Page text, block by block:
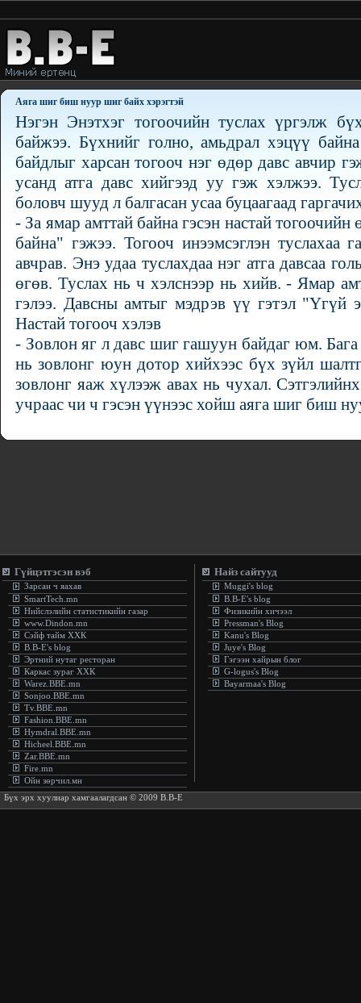
Аяга шиг биш нуур шиг байх хэрэгтэй
Нэгэн Энэтхэг тогоочийн туслах үргэлж
байжээ. Бүхнийг голно, амьдрал хэцүү
байдлыг харсан тогооч нэг өдөр давс авчир
усанд атга давс хийгээд уу гэж хэлжээ.
боловч шууд л балгасан усаа буцаагаад
- За ямар амттай байна гэсэн настай
байна" гэжээ. Тогооч инээмсэглэн туслахаа
авчрав. Энэ удаа туслахдаа нэг атга давсаа
өгөв. Туслах нь ч хэлснээр нь хийв. - Ямар
гэлээ. Давсны амтыг мэдрэв үү гэтэл "Үгүй
Настай тогооч хэлэв
- Зовлон яг л давс шиг гашуун байдаг юм.
нь зовлонг юун дотор хийхээс бүх зүйл
зовлонг яаж хүлээж авах нь чухал.
учраас чи ч гэсэн үүнээс хойш аяга шиг биш
Гүйцэтгэсэн вэб
Зарсан ч яахав
SmartTech.mn
Нийслэлийн статистикийн газар
www.Dindon.mn
Сэйф тайм ХХК
B.B-E's blog
Эртний нутаг ресторан
Каркас зураг ХХК
Warez.BBE.mn
Sonjoo.BBE.mn
Tv.BBE.mn
Fashion.BBE.mn
Hymdral.BBE.mn
Hicheel.BBE.mn
Zar.BBE.mn
Fire.mn
Ойн зөрчил.мн
Найз сайтууд
Muggi's blog
B.B-E's blog
Физикийн хичээл
Pressman's Blog
Kanu's Blog
Juye's Blog
Гэгээн хайрын блог
G-logus's Blog
Bayarmaa's Blog
Бүх эрх хуулиар хамгаалагдсан © 2009 B.B-E